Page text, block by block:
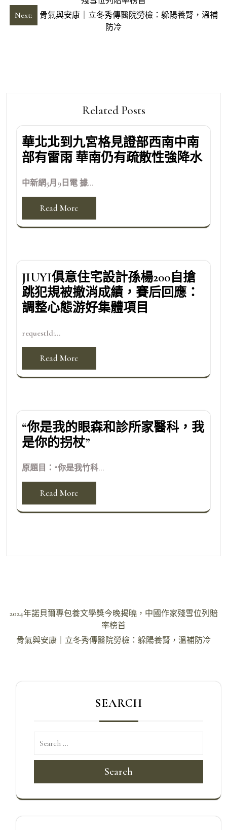
導Next:
骨氣與安康｜立冬秀傳醫院勞檢：躲陽養腎，溫補
防冷
Related Posts
華北北到九宮格見證部西南中南
部有雷雨 華南仍有疏散性強降水
中新網5月9日電 據...
Read More
JIUYI俱意住宅設計孫楊200自搶
跳犯規被撤消成績，賽后回應：
調整心態游好集體項目
requestId:...
Read More
“你是我的眼森和診所家醫科，我
是你的拐杖”
原題目：“你是我竹科...
Read More
文
導
2024年諾貝爾專包養文學獎今晚揭曉，中國作家殘雪位列賠
率榜首
骨氣與安康｜立冬秀傳醫院勞檢：躲陽養腎，溫補防冷
SEARCH
Search